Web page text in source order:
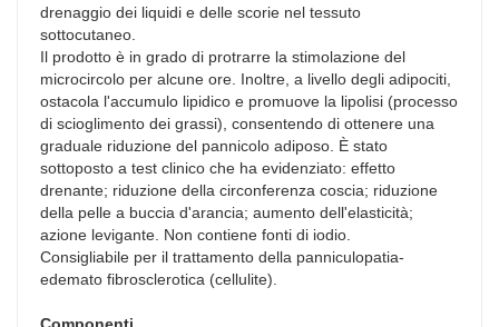
drenaggio dei liquidi e delle scorie nel tessuto
sottocutaneo.
Il prodotto è in grado di protrarre la stimolazione del
microcircolo per alcune ore. Inoltre, a livello degli adipociti,
ostacola l'accumulo lipidico e promuove la lipolisi (processo
di scioglimento dei grassi), consentendo di ottenere una
graduale riduzione del pannicolo adiposo. È stato
sottoposto a test clinico che ha evidenziato: effetto
drenante; riduzione della circonferenza coscia; riduzione
della pelle a buccia d'arancia; aumento dell'elasticità;
azione levigante. Non contiene fonti di iodio.
Consigliabile per il trattamento della panniculopatia-
edemato fibrosclerotica (cellulite).